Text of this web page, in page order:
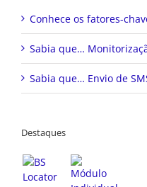
Conhece os fatores-
Sabia que…
Sabia que… Envio de
Destaques